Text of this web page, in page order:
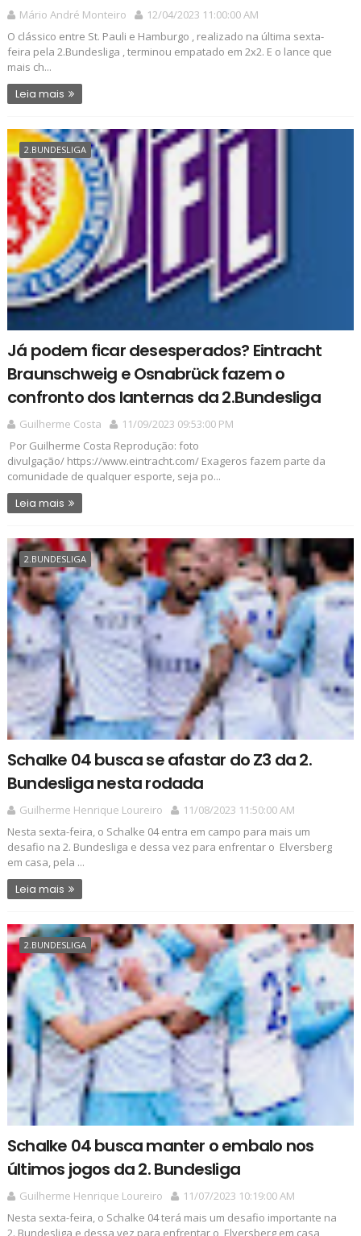
Mário André Monteiro
12/04/2023 11:00:00 AM
O clássico entre St. Pauli e Hamburgo , realizado na última sexta-
feira pela 2.Bundesliga , terminou empatado em 2x2. E o lance que
mais ch...
Leia mais
2.BUNDESLIGA
Já podem ficar desesperados? Eintracht
Braunschweig e Osnabrück fazem o
confronto dos lanternas da 2.Bundesliga
Guilherme Costa
11/09/2023 09:53:00 PM
Por Guilherme Costa Reprodução: foto
divulgação/ https://www.eintracht.com/ Exageros fazem parte da
comunidade de qualquer esporte, seja po...
Leia mais
2.BUNDESLIGA
Schalke 04 busca se afastar do Z3 da 2.
Bundesliga nesta rodada
Guilherme Henrique Loureiro
11/08/2023 11:50:00 AM
Nesta sexta-feira, o Schalke 04 entra em campo para mais um
desafio na 2. Bundesliga e dessa vez para enfrentar o Elversberg
em casa, pela ...
Leia mais
2.BUNDESLIGA
Schalke 04 busca manter o embalo nos
últimos jogos da 2. Bundesliga
Guilherme Henrique Loureiro
11/07/2023 10:19:00 AM
Nesta sexta-feira, o Schalke 04 terá mais um desafio importante na
2. Bundesliga e dessa vez para enfrentar o Elversberg em casa,